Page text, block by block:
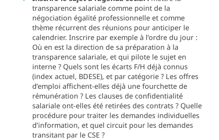
transparence salariale comme point de la
négociation égalité professionnelle et comme
thème récurrent des réunions pour anticiper le
calendrier. Inscrire par exemple à l’ordre du jour :
Où en est la direction de sa préparation à la
transparence salariale, et qui pilote le sujet en
interne ? Quels sont les écarts F/H déjà connus
(index actuel, BDESE), et par catégorie ? Les offres
d’emploi affichent-elles déjà une fourchette de
rémunération ? Les clauses de confidentialité
salariale ont-elles été retirées des contrats ? Quelle
procédure pour traiter les demandes individuelles
d’information, et quel circuit pour les demandes
transitant par le CSE ?